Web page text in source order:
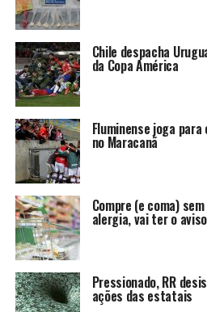
Chile despacha
da Copa América
Fluminense joga
no Maracanã
Compre (e coma)
alergia, vai ter o aviso
Pressionado, RR
ações das estatais